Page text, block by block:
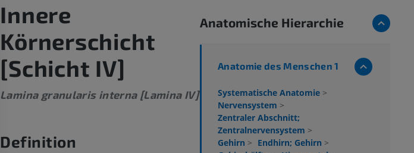
Innere
Körnerschicht
[Schicht IV]
Lamina granularis interna [Lamina IV]
Definition
Anatomische Hierarchie
Anatomie des Menschen 1
Systematische Anatomie >
Nervensystem >
Zentraler Abschnitt;
Zentralnervensystem >
Gehirn > Endhirn; Gehirn >